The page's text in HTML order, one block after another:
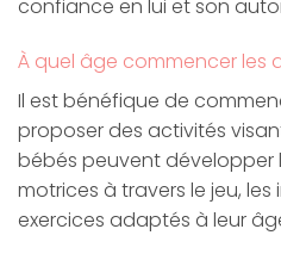
confiance en lui et son
À quel âge commencer les
Il est bénéfique de
proposer des activités
bébés peuvent développer
motrices à travers le jeu,
exercices adaptés à leur